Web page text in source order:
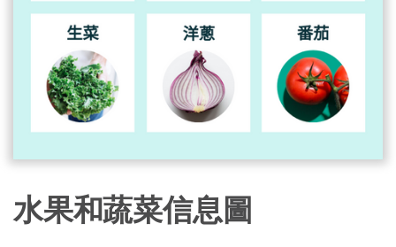
水果和蔬菜信息圖